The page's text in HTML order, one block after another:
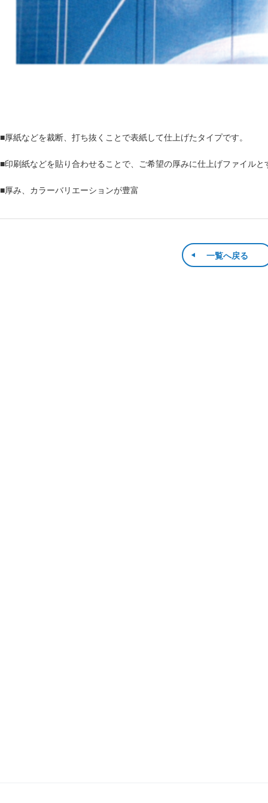
■厚紙などを裁断、打ち抜くことで表紙して仕上げたタイプです。
■印刷紙などを貼り合わせることで、ご希望の厚みに仕上げファイルと
■厚み、カラーバリエーションが豊富
一覧へ戻る